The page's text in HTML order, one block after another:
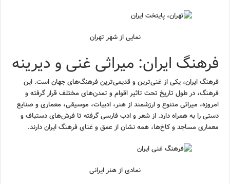
نمایی از شهر تهران
فرهنگ ایران: میراثی غنی و دیرینه
فرهنگ ایران، یکی از غنی‌ترین و قدیمی‌ترین فرهنگ‌های جهان است. این
فرهنگ، در طول تاریخ تحت تاثیر اقوام و تمدن‌های مختلف قرار گرفته و
امروزه، میراثی متنوع و ارزشمند از هنر، ادبیات، موسیقی، معماری و صنایع
دستی را به همراه دارد. از شعر و ادب فارسی گرفته تا فرش‌های دستباف و
معماری مساجد و کاخ‌ها، همه نشان از عمق و غنای فرهنگ ایران دارند.
نمادی از هنر ایرانی